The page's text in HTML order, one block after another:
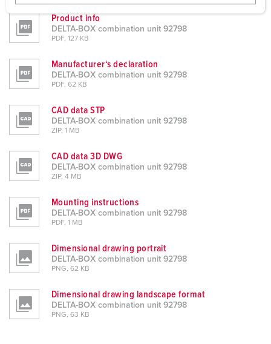
w
h
l
Product info
DELTA-BOX combination unit 92798
PDF, 127 KB
Manufacturer‘s declaration
DELTA-BOX combination unit 92798
PDF, 62 KB
CAD data STP
DELTA-BOX combination unit 92798
ZIP, 1 MB
CAD data 3D DWG
DELTA-BOX combination unit 92798
ZIP, 4 MB
Mounting instructions
DELTA-BOX combination unit 92798
PDF, 1 MB
Dimensional drawing portrait
DELTA-BOX combination unit 92798
PNG, 62 KB
Dimensional drawing landscape format
DELTA-BOX combination unit 92798
PNG, 63 KB